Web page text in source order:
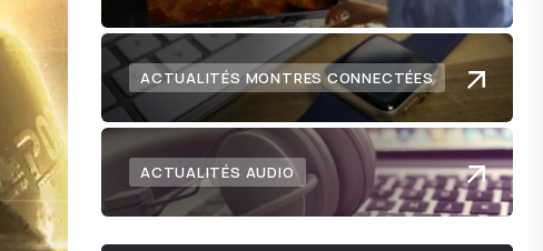
ACTUALITÉS MONTRES CONNECTÉES
ACTUALITÉS AUDIO